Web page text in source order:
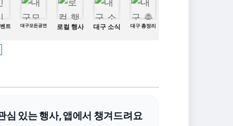
트 대구모든공연 로컬 행사 대구 소식 대구 총정리
심 있는 행사, 앱에서 챙겨드려요